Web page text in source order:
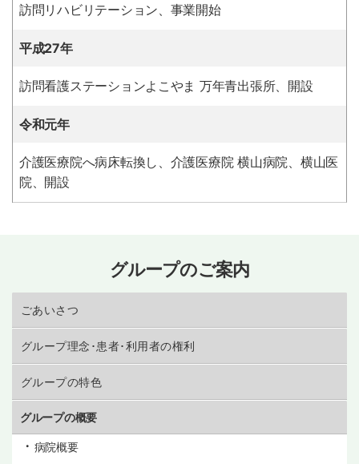
グループのご案内
ごあいさつ
グループ理念･患者･利用者の権利
グループの特色
グループの概要
病院概要
訪問リハビリテーション、事業開始
平成27年
訪問看護ステーションよこやま 万年青出張所、開設
令和元年
介護医療院へ病床転換し、介護医療院 横山病院、横山医
院、開設